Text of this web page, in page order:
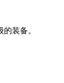
装备。